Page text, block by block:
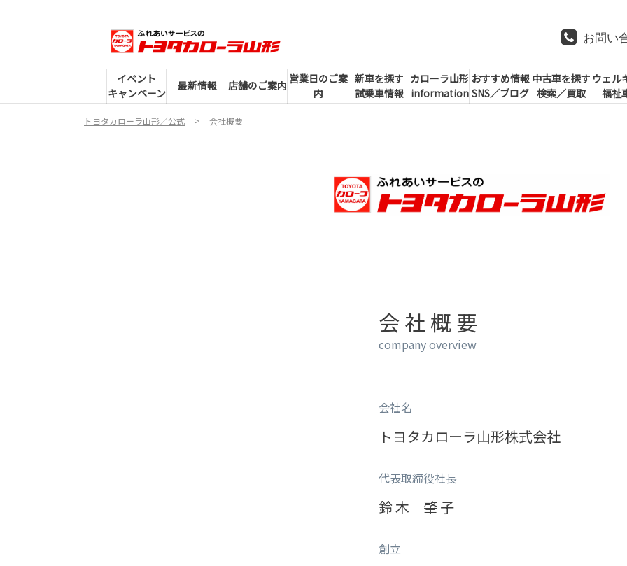
お問い
イベント
キャンペーン
最新情報 店舗のご案内 営業日のご案
内
新車を探す
試乗車情報
カローラ山形
information
おすすめ情報
SNS／ブログ
中古車を探す
検索／買取
ウェル
福祉
トヨタカローラ山形／公式 会社概要
会 社 概 要
company overview
会社名
トヨタカローラ山形株式会社
代表取締役社長
鈴 木　肇 子
創立